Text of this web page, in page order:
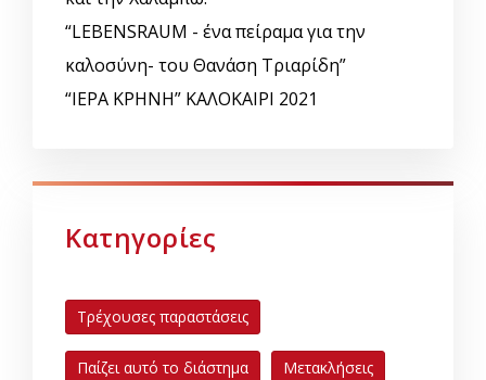
“LEBENSRAUM - ένα πείραμα για την
καλοσύνη- του Θανάση Τριαρίδη”
“ΙΕΡΑ ΚΡΗΝΗ” ΚΑΛΟΚΑΙΡΙ 2021
Κατηγορίες
Τρέχουσες παραστάσεις
Παίζει αυτό το διάστημα Μετακλήσεις